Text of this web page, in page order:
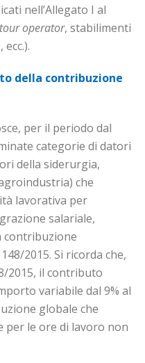
nell’Allegato I al
tour operator, stabilimenti
della contribuzione
per il periodo dal
categorie di datori
della siderurgia,
che
lavorativa per
salariale,
contribuzione
2015. Si ricorda che,
2015, il contributo
variabile dal 9% al
globale che
per le ore di lavoro non